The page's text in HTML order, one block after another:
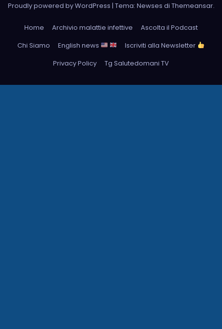
Proudly powered by WordPress | Tema: Newses di Themeansar.
Home Archivio malattie infettive
Ascolta il Podcast
Chi Siamo
English news
Iscriviti alla Newsletter
Privacy Policy
Tg Salutedomani TV